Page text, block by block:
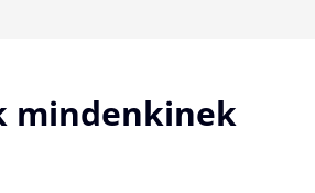
mindenkinek